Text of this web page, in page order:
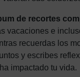
de recortes
vacaciones e
recuerdas los
y escribes
impactado tu vida.